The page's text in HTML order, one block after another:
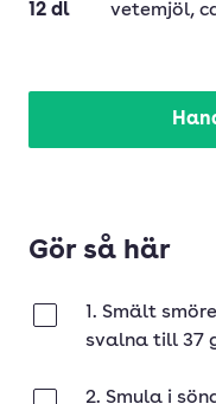
12 dl vetemjöl,
Gör så här
1. Smält
svalna till 37
2. Smula i